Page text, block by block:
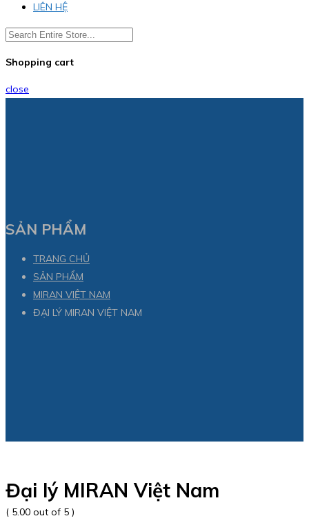
LIÊN HỆ
Shopping cart
close
SẢN PHẨM
TRANG CHỦ
SẢN PHẨM
MIRAN VIỆT NAM
ĐẠI LÝ MIRAN VIỆT NAM
Đại lý MIRAN Việt Nam
( 5.00 out of 5 )